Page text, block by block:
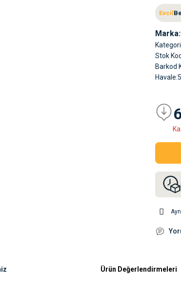
Evcil
Marka
Kategori
Stok
Barkod
Havale
Ürün Değerlendirmeleri